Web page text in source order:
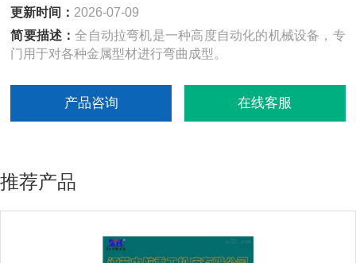
更新时间： 2026-07-09
简要描述：全自动拉弯机是一种高度自动化的机械设备，专
门用于对各种金属型材进行弯曲成型。
产品咨询 在线客服
推荐产品